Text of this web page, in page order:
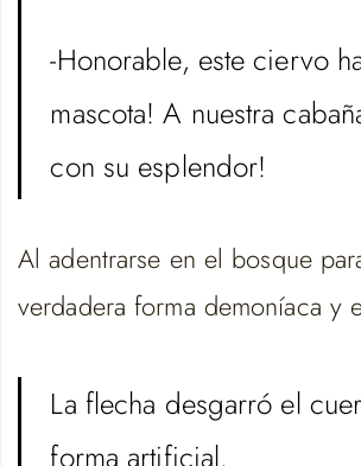
-Honorable, este ciervo
mascota! A nuestra
con su esplendor!
Al adentrarse en el bosque
verdadera forma demoníaca y
La flecha desgarró el
forma artificial.